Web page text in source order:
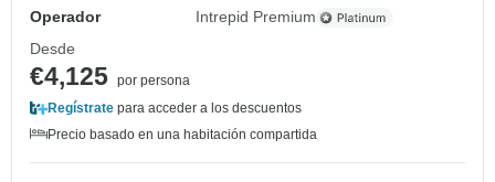
Operador
Intrepid Premium
Desde
€4,125 por persona
Regístrate para acceder a los descuentos
Precio basado en una habitación compartida